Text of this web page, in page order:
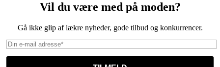
Vil du være med på moden?
Gå ikke glip af lækre nyheder, gode tilbud og konkurrencer.